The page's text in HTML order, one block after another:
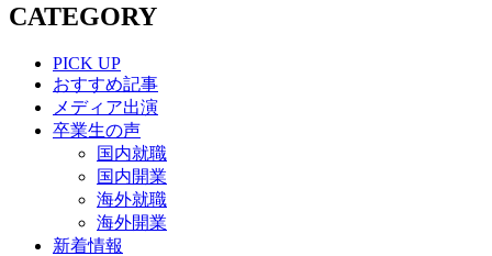
CATEGORY
PICK UP
おすすめ記事
メディア出演
卒業生の声
国内就職
国内開業
海外就職
海外開業
新着情報